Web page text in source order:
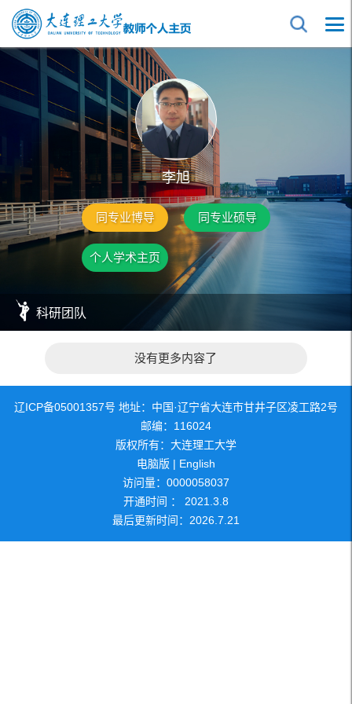
李旭
同专业博导 同专业硕导
个人学术主页
科研团队
没有更多内容了
辽ICP备05001357号 地址：中国·辽宁省大连市甘井子区凌工路2号
邮编：116024
版权所有：大连理工大学
电脑版 | English
访问量： 0000058037
开通时间 ： 2021 3 8
最后更新时间： 2026 7 21